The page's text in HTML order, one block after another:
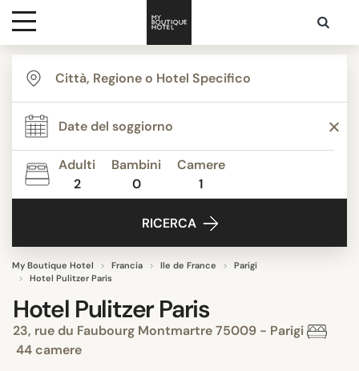
Destinazioni
Ispirazione
Contatti
Adulti
2
Bambini
0
Camere
1
RICERCA
My Boutique Hotel Francia Ile de France
Parigi
Hotel Pulitzer Paris
Hotel Pulitzer Paris
23, rue du Faubourg Montmartre 75009 - Parigi
44 camere